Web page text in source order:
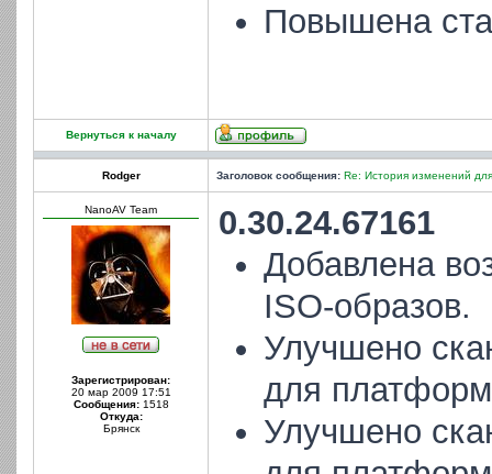
Повышена
Вернуться к началу
Rodger Заголовок сообщения: Re: История изменений
NanoAV Team
Зарегистрирован:
20 мар 2009 17:51
Сообщения:1518
Откуда:
Брянск
0.30.24.67161
Добавлена
ISO-образов.
Улучшено
для
Улучшено